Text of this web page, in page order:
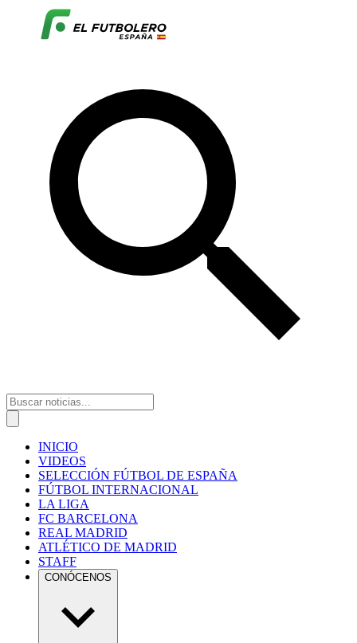
INICIO
VIDEOS
SELECCIÓN FÚTBOL DE ESPAÑA
FÚTBOL INTERNACIONAL
LA LIGA
FC BARCELONA
REAL MADRID
ATLÉTICO DE MADRID
STAFF
CONÓCENOS